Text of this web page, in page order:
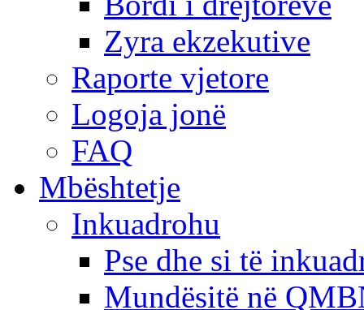
Zyra ekzekutive
Raporte vjetore
Logoja jonë
FAQ
Mbështetje
Inkuadrohu
Pse dhe si të
Mundësitë në